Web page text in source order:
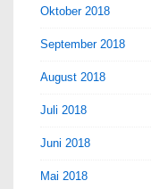
Oktober 2018
September 2018
August 2018
Juli 2018
Juni 2018
Mai 2018